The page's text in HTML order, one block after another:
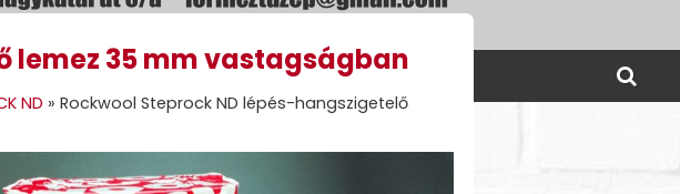
GALÉRIA KAPCSOLAT AKCIÓINK
lemez 35 mm vastagságban
ND » Rockwool Steprock ND lépés-hangszigetelő